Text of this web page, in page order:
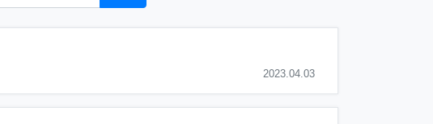
2023.04.03